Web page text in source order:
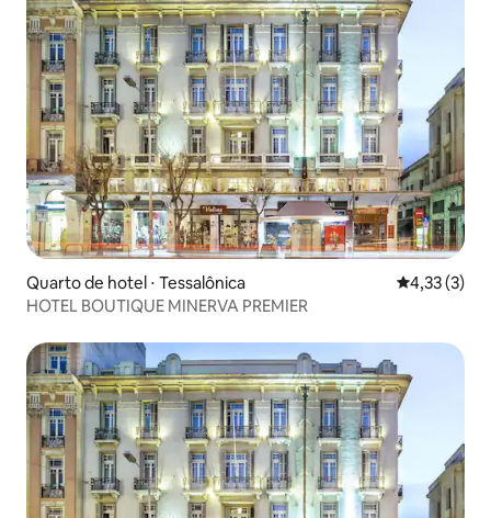
Quarto de hotel ⋅ Tessalônica 4,33 de
4,33 (3)
HOTEL BOUTIQUE MINERVA PREMIER